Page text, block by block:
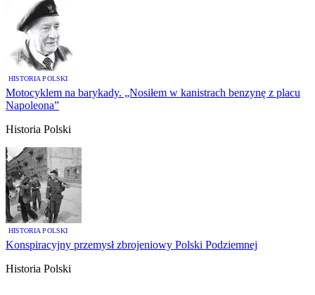
HISTORIA POLSKI
Motocyklem na barykady. „Nosiłem w kanistrach benzynę z placu
Napoleona”
Historia Polski
HISTORIA POLSKI
Konspiracyjny przemysł zbrojeniowy Polski Podziemnej
Historia Polski